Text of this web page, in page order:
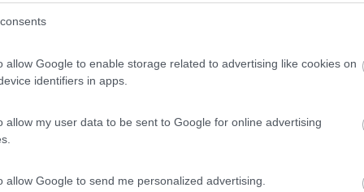
allow Google to enable storage related to advertising like cookies on
identifiers in apps.
allow my user data to be sent to Google for online advertising
allow Google to send me personalized advertising.
del cedimento totale,...e' vero, una risposta priva di significato,